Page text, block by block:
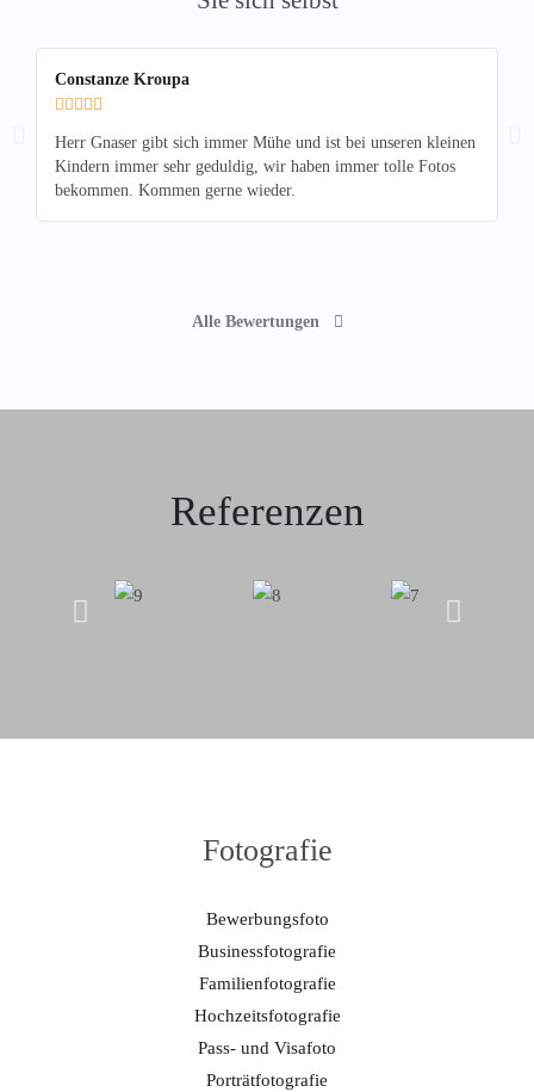
Constanze Kroupa
    
Herr Gnaser gibt sich immer Mühe und ist bei unseren kleinen
Kindern immer sehr geduldig, wir haben immer tolle Fotos
bekommen. Kommen gerne wieder.
Alle Bewertungen
Referenzen
Fotografie
Bewerbungsfoto
Businessfotografie
Familienfotografie
Hochzeitsfotografie
Pass- und Visafoto
Porträtfotografie